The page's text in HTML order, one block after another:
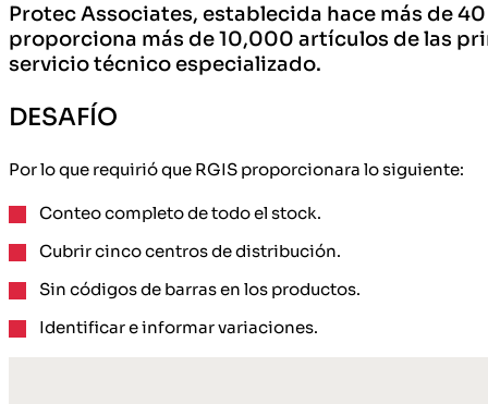
Protec Associates, establecida hace más de
proporciona más de 10,000 artículos de las
servicio técnico especializado.
DESAFÍO
Por lo que requirió que RGIS proporcionara lo siguiente:
Conteo completo de todo el stock.
Cubrir cinco centros de distribución.
Sin códigos de barras en los productos.
Identificar e informar variaciones.